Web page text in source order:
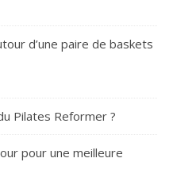
d’une paire de baskets
Pilates Reformer ?
pour une meilleure